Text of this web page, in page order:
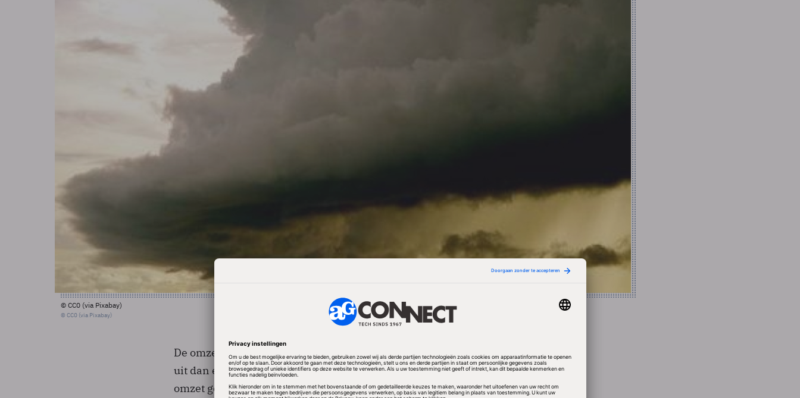
© CC0 (via Pixabay)
© CC0 (via Pixabay)
De omzet komt in het derde kwartaal in het slechtste scenario 2 procent lager
uit dan een jaar eerder. In het beste geval schetst Cisco een beeld waarbij de
omzet gelijk blijft. De winst per aandeel wordt 0,57 tot 0,59 dollar, waar